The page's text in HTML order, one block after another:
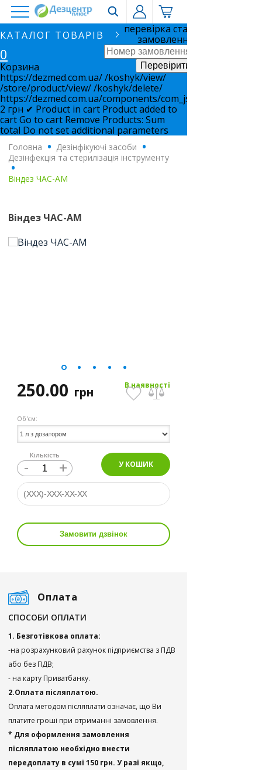
КАТАЛОГ ТОВАРІВ
перевірка статусу
замовлення
0
Корзина
https://dezmed.com.ua//koshyk/view/
/store/product/view//koshyk/delete/
https://dezmed.com.ua/components/com_jshopping/files/
2 грн ✔ Product in cart Product added to
cartGo to cart Remove Products: Sum
total Do not set additional parameters
Головна . Дезінфікуючі засоби
.
Дезінфекція та стерилізація інструменту
.
Віндез ЧАС-АМ
Віндез ЧАС-АМ
В наявності
250.00 грн
Об'єм:
Кількість
- + У КОШИК
Замовити дзвінок
Оплата
СПОСОБИ ОПЛАТИ
1. Безготівкова оплата:
-на розрахунковий рахунок підприємства з ПДВ
або без ПДВ;
- на карту Приватбанку.
2.Оплата післяплатою.
Оплата методом післяплати означає, що Ви
платите гроші при отриманні замовлення.
* Для оформлення замовлення
післяплатою необхідно внести
передоплату в сумі 150 грн. У разі якщо,